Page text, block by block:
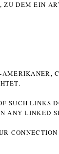
DEM EIN
SUCH LINKS
ANY LINKED